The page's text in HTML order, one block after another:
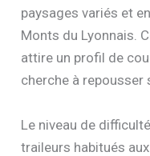
paysages variés et
Monts du Lyonnais.
attire un profil de
cherche à
Le niveau de
traileurs habitués